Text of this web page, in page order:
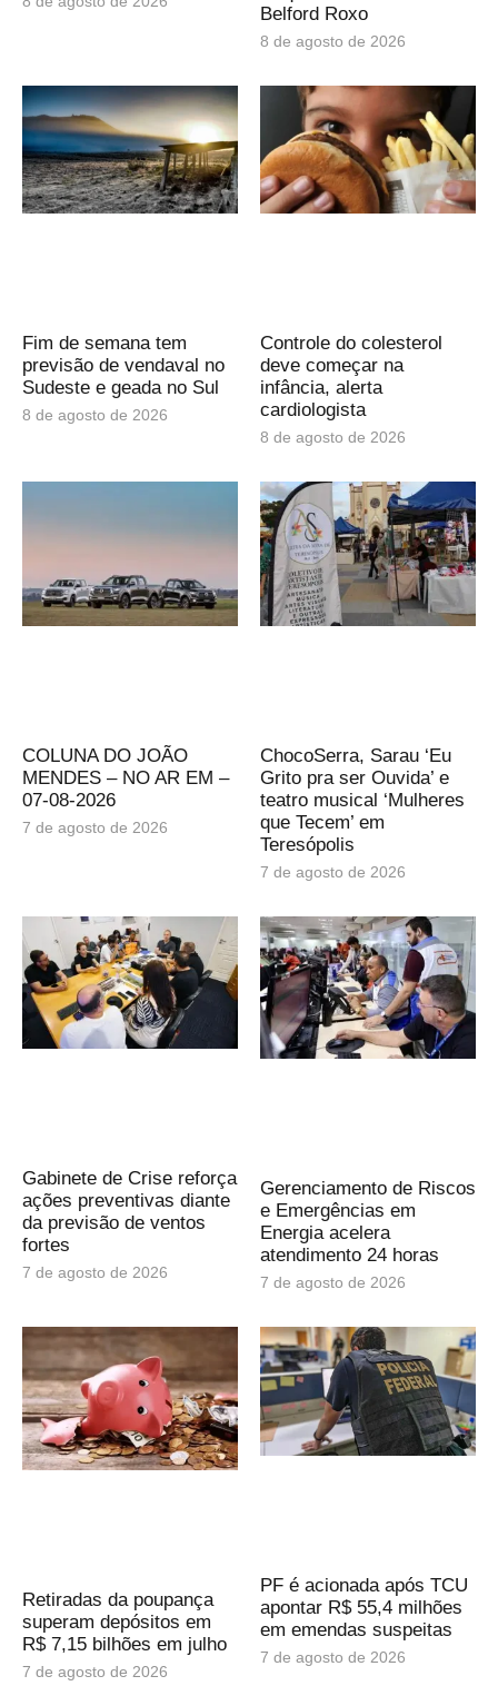
Belford Roxo
8 de agosto de 2026
Fim de semana tem
previsão de vendaval no
Sudeste e geada no Sul
8 de agosto de 2026
Controle do colesterol
deve começar na
infância, alerta
cardiologista
8 de agosto de 2026
COLUNA DO JOÃO
MENDES – NO AR EM –
07-08-2026
7 de agosto de 2026
ChocoSerra, Sarau ‘Eu
Grito pra ser Ouvida’ e
teatro musical ‘Mulheres
que Tecem’ em
Teresópolis
7 de agosto de 2026
Gabinete de Crise reforça
ações preventivas diante
da previsão de ventos
fortes
7 de agosto de 2026
Gerenciamento de Riscos
e Emergências em
Energia acelera
atendimento 24 horas
7 de agosto de 2026
Retiradas da poupança
superam depósitos em
R$ 7,15 bilhões em julho
7 de agosto de 2026
PF é acionada após TCU
apontar R$ 55,4 milhões
em emendas suspeitas
7 de agosto de 2026